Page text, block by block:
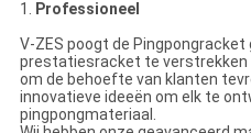
1. Professioneel
V-ZES poogt de Pingpongracket
prestatiesracket te verstrekken
om de behoefte van klanten
innovatieve ideeën om elk te
pingpongmateriaal.